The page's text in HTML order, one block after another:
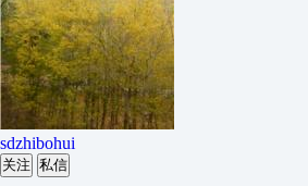
sdzhibohui
关注 私信